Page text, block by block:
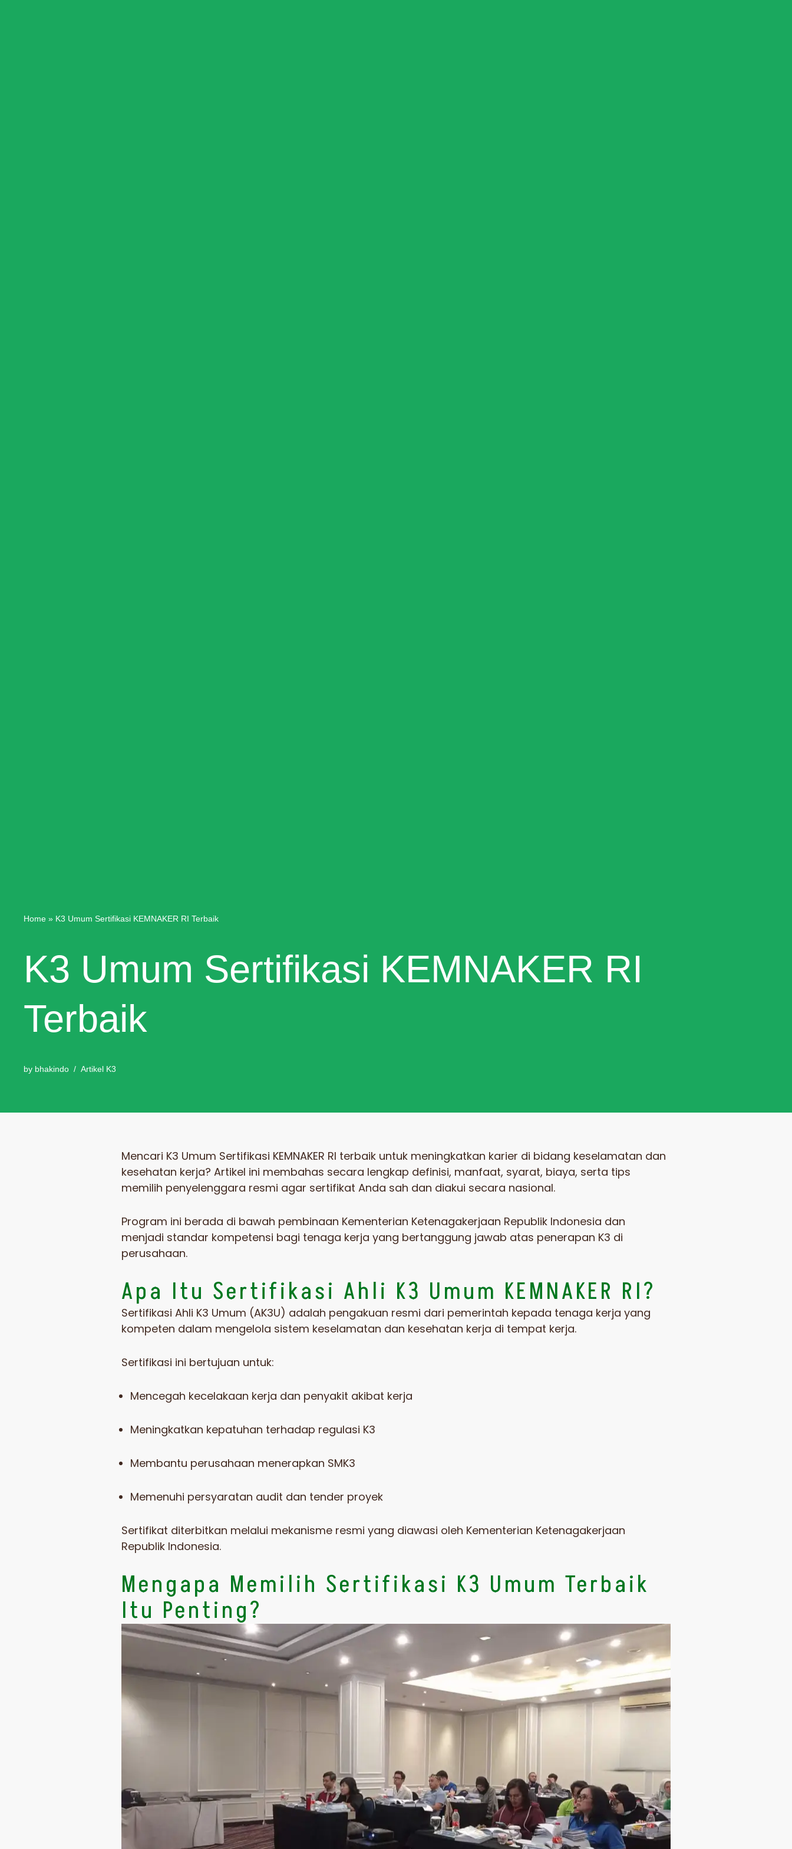
Home » K3 Umum Sertifikasi KEMNAKER RI Terbaik
K3 Umum Sertifikasi KEMNAKER RI
Terbaik
by bhakindo Artikel K3
Mencari K3 Umum Sertifikasi KEMNAKER RI terbaik untuk meningkatkan karier di bidang keselamatan dan
kesehatan kerja? Artikel ini membahas secara lengkap definisi, manfaat, syarat, biaya, serta tips
memilih penyelenggara resmi agar sertifikat Anda sah dan diakui secara nasional.
Program ini berada di bawah pembinaan Kementerian Ketenagakerjaan Republik Indonesia dan
menjadi standar kompetensi bagi tenaga kerja yang bertanggung jawab atas penerapan K3 di
perusahaan.
Apa Itu Sertifikasi Ahli K3 Umum KEMNAKER RI?
Sertifikasi Ahli K3 Umum (AK3U) adalah pengakuan resmi dari pemerintah kepada tenaga kerja yang
kompeten dalam mengelola sistem keselamatan dan kesehatan kerja di tempat kerja.
Sertifikasi ini bertujuan untuk:
Mencegah kecelakaan kerja dan penyakit akibat kerja
Meningkatkan kepatuhan terhadap regulasi K3
Membantu perusahaan menerapkan SMK3
Memenuhi persyaratan audit dan tender proyek
Sertifikat diterbitkan melalui mekanisme resmi yang diawasi oleh Kementerian Ketenagakerjaan
Republik Indonesia.
Mengapa Memilih Sertifikasi K3 Umum Terbaik
Itu Penting?